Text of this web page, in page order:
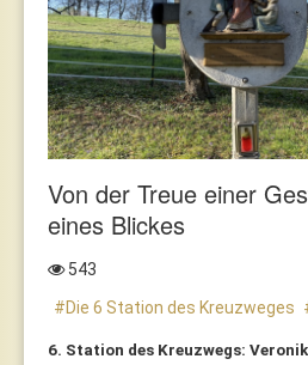
Von der Treue einer
eines Blickes
543
Die 6 Station des Kreuzweges
6. Station des Kreuzwegs: